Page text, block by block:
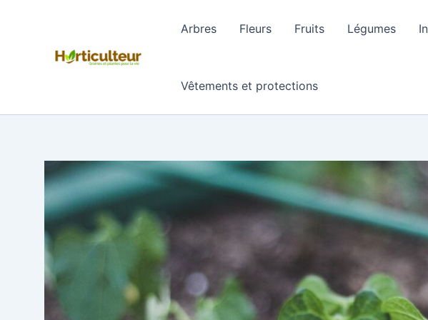
Arbres Fleurs Fruits Légumes
Vêtements et protections